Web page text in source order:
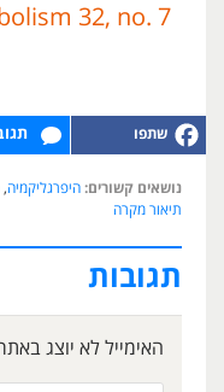
32, no. 7
נושאים קשורים: היפרגליקמיה,
תיאור מקרה
תגובות
האימייל לא יוצג